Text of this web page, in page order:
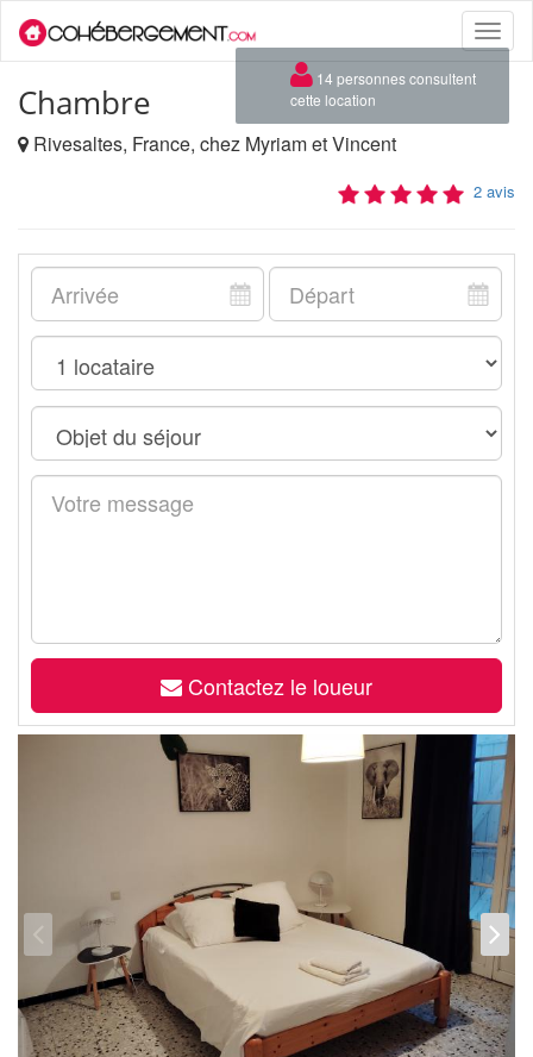
Toggle
Chambre
Rivesaltes, France, chez Myriam et Vincent
2 avis
Contactez le loueur
×
14 personnes consultent
cette location